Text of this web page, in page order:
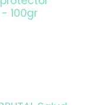
100gr